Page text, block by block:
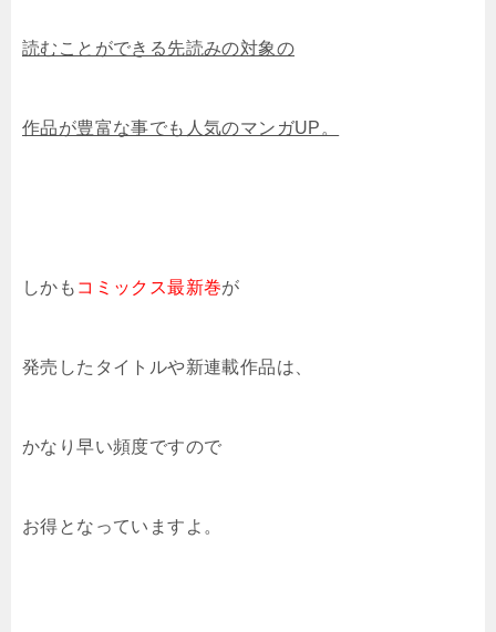
読むことができる先読みの対象の
作品が豊富な事でも人気のマンガUP。
しかも コミックス最新巻が
発売したタイトルや新連載作品は、
かなり早い頻度ですので
お得となっていますよ。